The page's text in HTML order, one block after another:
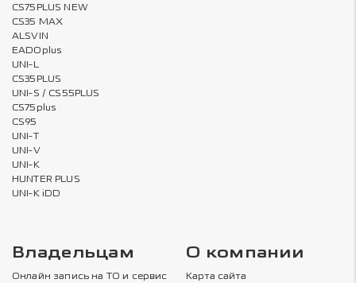
CS75PLUS NEW
CS35 MAX
ALSVIN
EADOplus
UNI-L
CS35PLUS
UNI-S / CS55PLUS
CS75plus
CS95
UNI-T
UNI-V
UNI-K
HUNTER PLUS
UNI-K iDD
Владельцам
Онлайн запись на ТО и сервис
О компании
Карта сайта